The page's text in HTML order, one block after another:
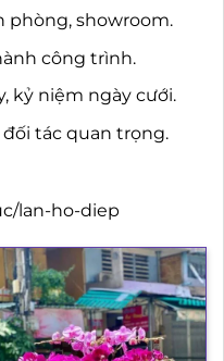
phòng, showroom.
công trình.
kỷ niệm ngày cưới.
đối tác quan trọng.
lan-ho-diep